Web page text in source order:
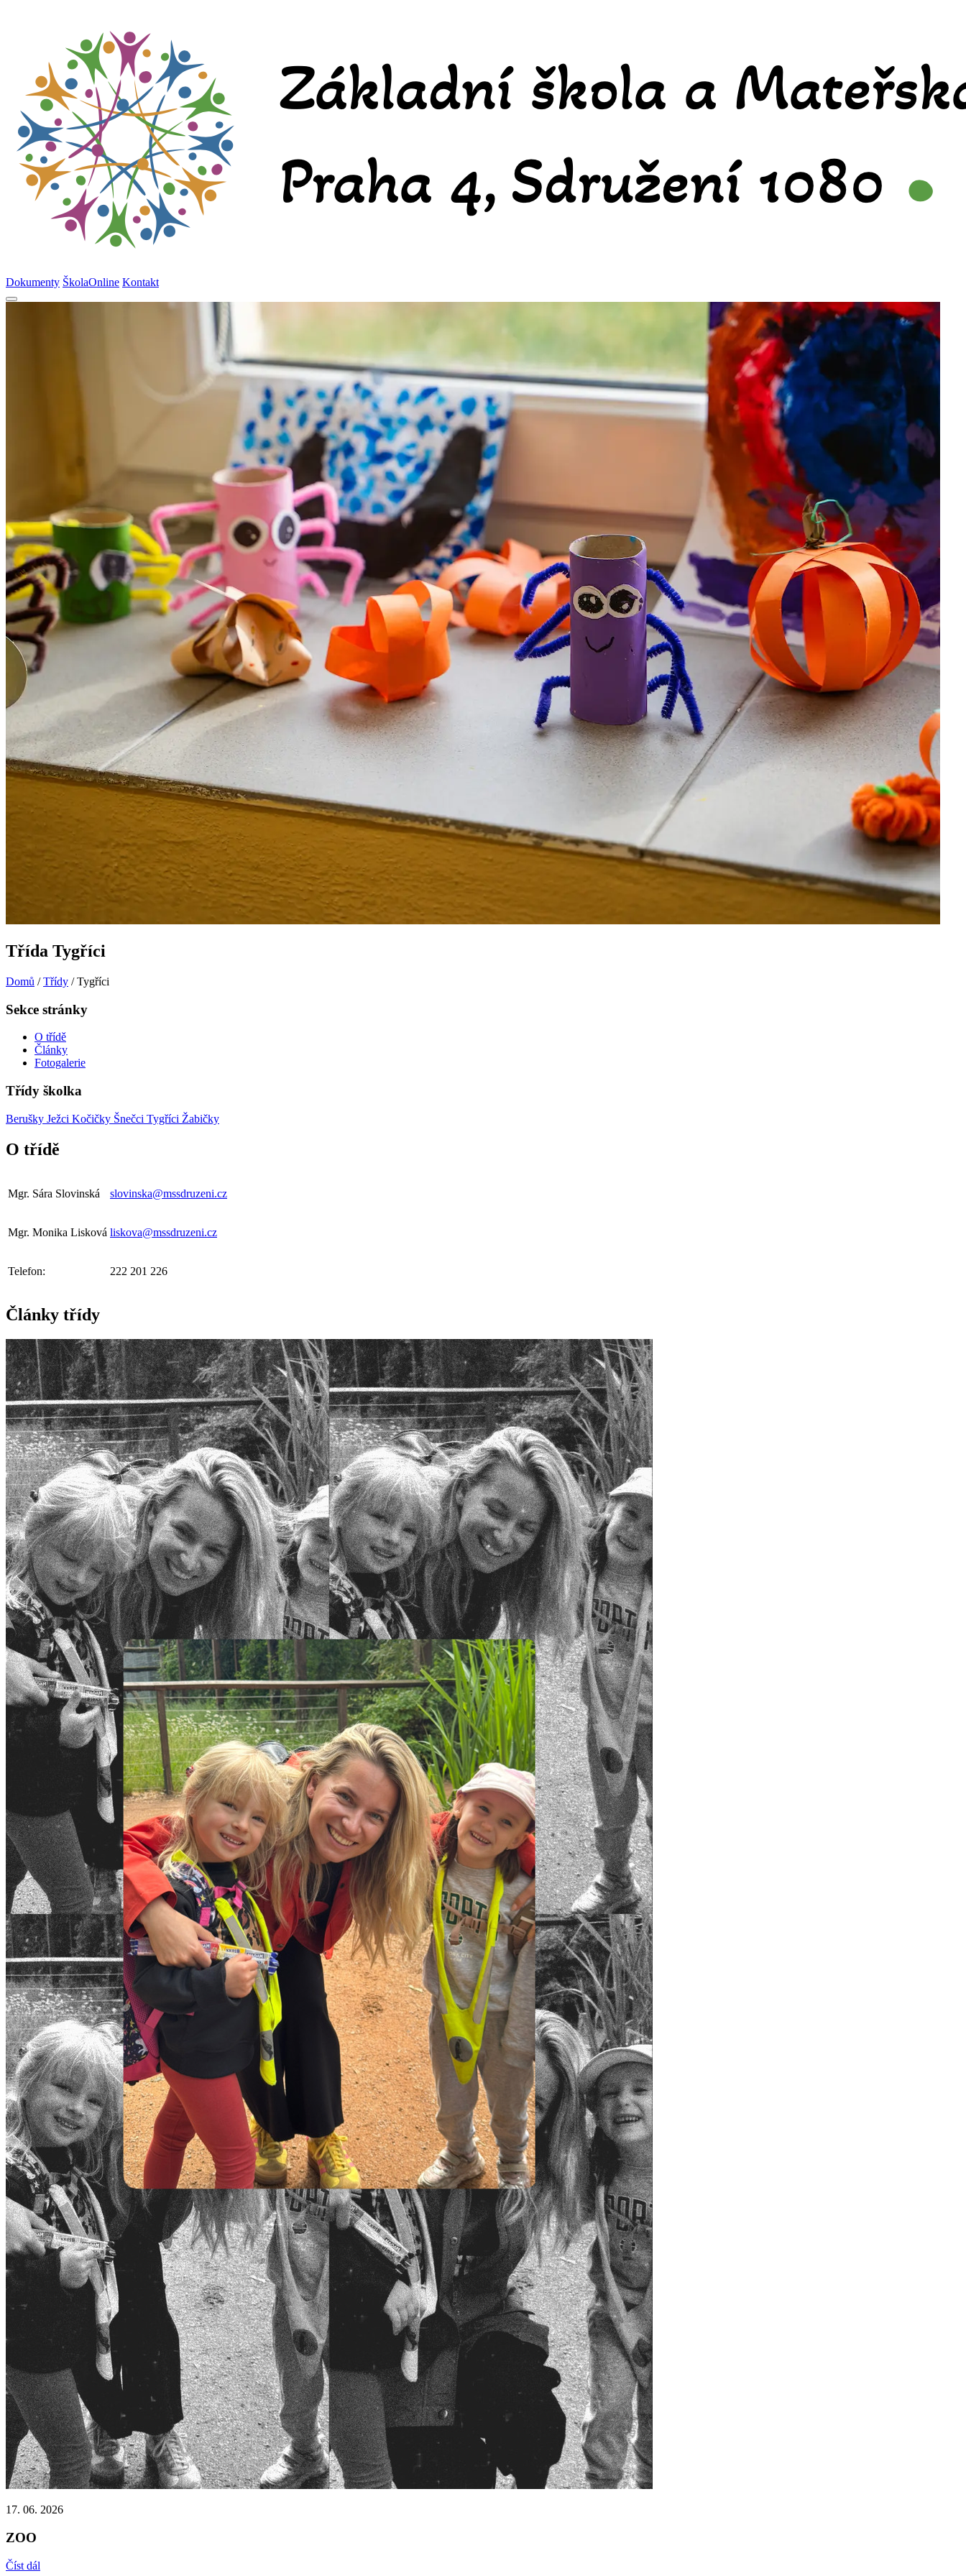
Dokumenty ŠkolaOnline Kontakt
Třída Tygříci
Domů / Třídy / Tygříci
Sekce stránky
O třídě
Články
Fotogalerie
Třídy školka
Berušky Ježci Kočičky Šnečci Tygříci Žabičky
O třídě
Mgr. Sára Slovinská slovinska@mssdruzeni.cz
Mgr. Monika Lisková liskova@mssdruzeni.cz
Telefon: 222 201 226
Články třídy
17. 06. 2026
ZOO
Číst dál